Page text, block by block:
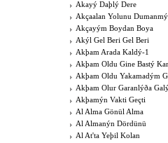
Akayý Daþlý Dere
Akçaalan Yolunu
Akçayým Boydan Boya
Akýl Gel Beri Gel Beri
Akþam Arada Kaldý-1
Akþam Oldu Gine Bastý
Akþam Oldu Yakamadým
Akþam Olur Garanlýða
Akþamýn Vakti Geçti
Al Alma Gönül Alma
Al Almanýn Dördünü
Al At'ta Yeþil Kolan